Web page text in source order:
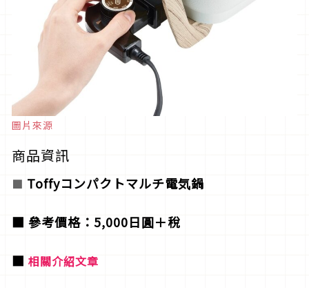
圖片來源
商品資訊
■ Toffyコンパクトマルチ電気鍋
■ 參考價格：5,000日圓＋稅
■ 相關介紹文章